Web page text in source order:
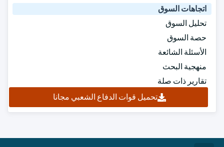
اتجاهات السوق
تحليل السوق
حصة السوق
الأسئلة الشائعة
منهجية البحث
تقارير ذات صلة
تحميل قوات الدفاع الشعبي مجانا